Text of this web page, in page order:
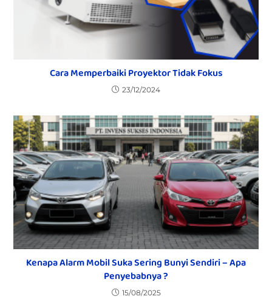
Cara Memperbaiki Proyektor Tidak Fokus
23/12/2024
Kenapa Alarm Mobil Suka Sering Bunyi Sendiri – Apa
Penyebabnya ?
15/08/2025